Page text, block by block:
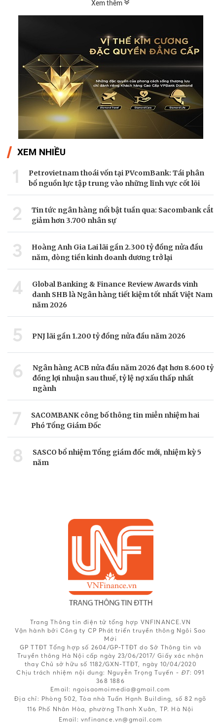
Xem thêm
XEM NHIỀU
1
Petrovietnam thoái vốn tại PVcomBank: Tái phân
bổ nguồn lực tập trung vào những lĩnh vực cốt lõi
2
Tin tức ngân hàng nổi bật tuần qua: Sacombank cắt
giảm hơn 3.700 nhân sự
3
Hoàng Anh Gia Lai lãi gần 2.300 tỷ đồng nửa đầu
năm, dòng tiền kinh doanh dương trở lại
4
Global Banking & Finance Review Awards vinh
danh SHB là Ngân hàng tiết kiệm tốt nhất Việt Nam
năm 2026
5 PNJ lãi gần 1.200 tỷ đồng nửa đầu năm 2026
6
Ngân hàng ACB nửa đầu năm 2026 đạt hơn 8.600 tỷ
đồng lợi nhuận sau thuế, tỷ lệ nợ xấu thấp nhất
ngành
7
SACOMBANK công bố thông tin miễn nhiệm hai
Phó Tổng Giám Đốc
8
SASCO bổ nhiệm Tổng giám đốc mới, nhiệm kỳ 5
năm
Trang Thông tin điện tử tổng hợp VNFINANCE.VN
Vận hành bởi Công ty CP Phát triển truyền thông Ngôi Sao
Mới
GP TTĐT Tổng hợp số 2604/GP-TTĐT do Sở Thông tin và
Truyền thông Hà Nội cấp ngày 23/06/2017/ Giấy xác nhận
thay Chủ sở hữu số 1182/GXN-TTĐT, ngày 10/04/2020
Chịu trách nhiệm nội dung: Nguyễn Trọng Tuyến - ĐT: 091
368 1886
Email: ngoisaomoimedia@gmail.com
Địa chỉ: Phòng 502, Tòa nhà Tuấn Hạnh Building, số 82 ngõ
116 Phố Nhân Hòa, phường Thanh Xuân, TP. Hà Nội
Email: vnfinance.vn@gmail.com